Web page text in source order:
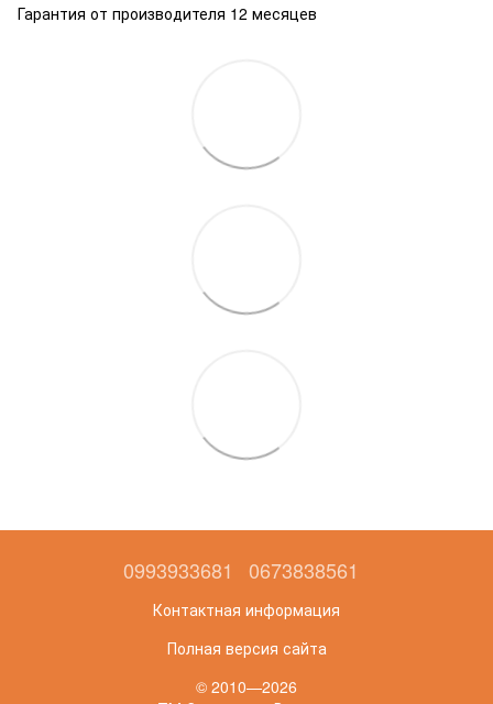
Гарантия от производителя 12 месяцев
0993933681 0673838561
Контактная информация
Полная версия сайта
© 2010—2026